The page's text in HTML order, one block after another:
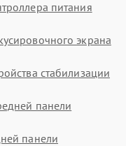
питания
экрана
стабилизации
панели
панели